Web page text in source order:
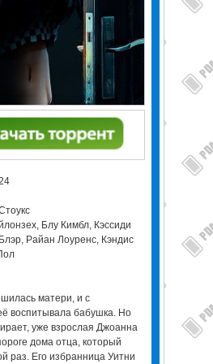
Блу Кимбл, Кэссиди
Райан Лоуренс, Кэндис
матери, и с
воспитывала бабушка. Но
уже взрослая Джоанна
дома отца, который
раз. Его избранница Уитни